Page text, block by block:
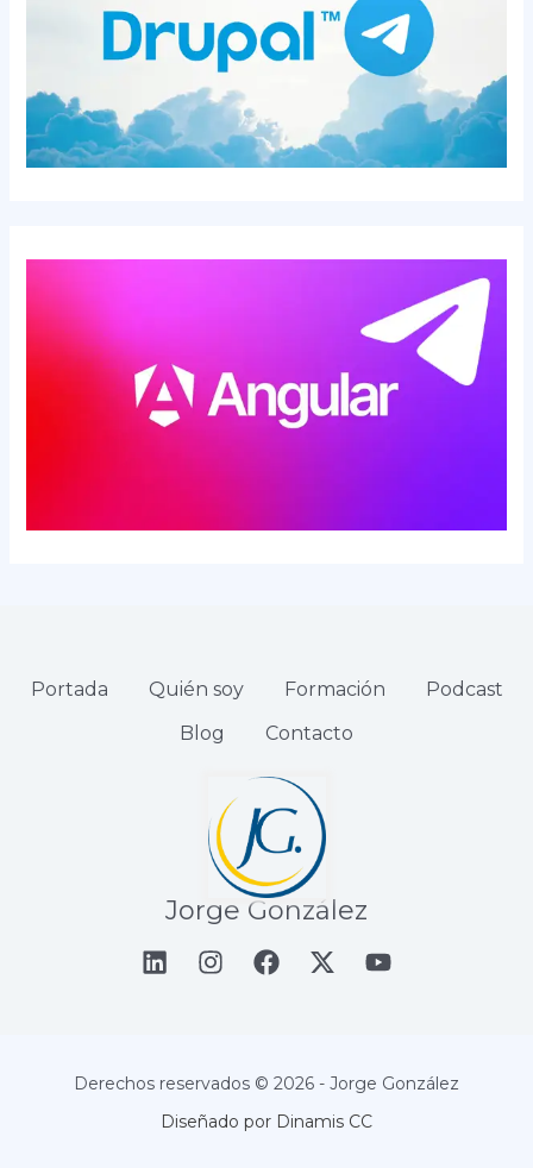
Portada Quién soy Formación
Podcast
Blog
Contacto
Jorge González
Derechos reservados © 2026 - Jorge González
Diseñado por Dinamis CC